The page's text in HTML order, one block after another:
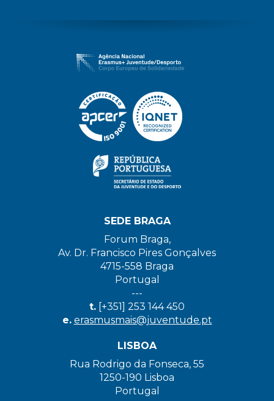
SEDE BRAGA
Forum Braga,
Av. Dr. Francisco Pires Gonçalves
4715-558 Braga
Portugal
---
t. [+351] 253 144 450
e. erasmusmais@juventude.pt
LISBOA
Rua Rodrigo da Fonseca, 55
1250-190 Lisboa
Portugal